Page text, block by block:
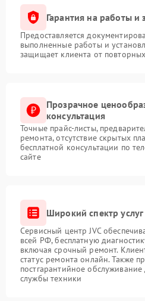
Гарантия на работы и
Предоставляется
выполненные работы и
защищает клиента от
Прозрачное
консультация
Точные прайс-листы,
ремонта, отсутствие скрытых
бесплатной консультации по
сайте
Широкий спектр услуг
Сервисный центр JVC
всей РФ, бесплатную
включая срочный ремонт.
статус ремонта онлайн. Также
постгарантийное
службы техники